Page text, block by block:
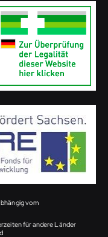
vom
für andere Länder